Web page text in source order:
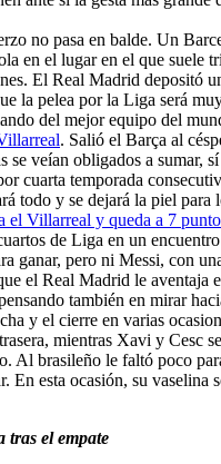
no pasa en balde. Un
en el lugar en el que
El Real Madrid depositó
la pelea por la Liga será
del mejor equipo del
. Salió el Barça al
veían obligados a sumar,
cuarta temporada
todo y se dejará la piel
el Villarreal y queda a 7
de Liga en un
ganar, pero ni Messi, con
el Real Madrid le
también en mirar
y el cierre en varias
mientras Xavi y
Al brasileño le faltó poco
En esta ocasión, su
el empate